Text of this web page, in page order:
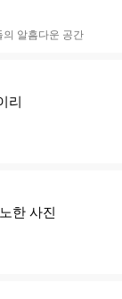
의 알흠다운 공간
리
한 사진